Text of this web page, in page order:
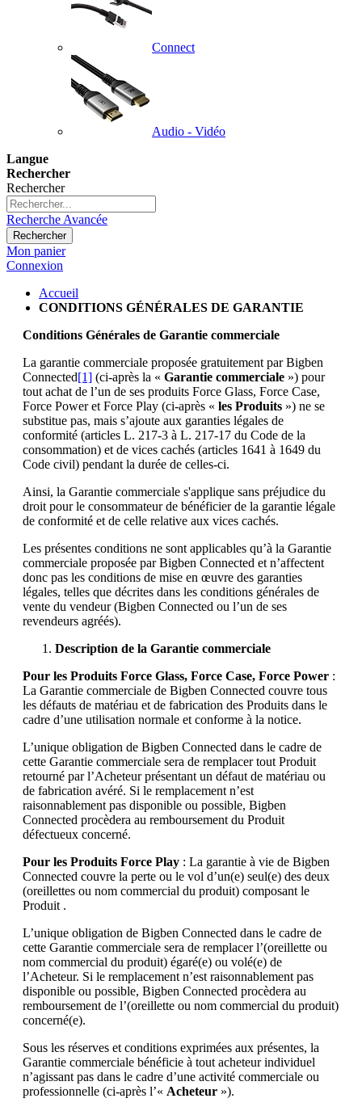
Connect
Audio - Vidéo
Langue
Rechercher
Rechercher
Recherche Avancée
Rechercher
Mon panier
Connexion
Accueil
CONDITIONS GÉNÉRALES DE GARANTIE
Conditions Générales de Garantie commerciale
La garantie commerciale proposée gratuitement par Bigben
Connected[1] (ci-après la « Garantie commerciale ») pour
tout achat de l’un de ses produits Force Glass, Force Case,
Force Power et Force Play (ci-après « les Produits ») ne se
substitue pas, mais s’ajoute aux garanties légales de
conformité (articles L. 217-3 à L. 217-17 du Code de la
consommation) et de vices cachés (articles 1641 à 1649 du
Code civil) pendant la durée de celles-ci.
Ainsi, la Garantie commerciale s'applique sans préjudice du
droit pour le consommateur de bénéficier de la garantie légale
de conformité et de celle relative aux vices cachés.
Les présentes conditions ne sont applicables qu’à la Garantie
commerciale proposée par Bigben Connected et n’affectent
donc pas les conditions de mise en œuvre des garanties
légales, telles que décrites dans les conditions générales de
vente du vendeur (Bigben Connected ou l’un de ses
revendeurs agréés).
Description de la Garantie commerciale
Pour les Produits Force Glass, Force Case, Force Power :
La Garantie commerciale de Bigben Connected couvre tous
les défauts de matériau et de fabrication des Produits dans le
cadre d’une utilisation normale et conforme à la notice.
L’unique obligation de Bigben Connected dans le cadre de
cette Garantie commerciale sera de remplacer tout Produit
retourné par l’Acheteur présentant un défaut de matériau ou
de fabrication avéré. Si le remplacement n’est
raisonnablement pas disponible ou possible, Bigben
Connected procèdera au remboursement du Produit
défectueux concerné.
Pour les Produits Force Play : La garantie à vie de Bigben
Connected couvre la perte ou le vol d’un(e) seul(e) des deux
(oreillettes ou nom commercial du produit) composant le
Produit .
L’unique obligation de Bigben Connected dans le cadre de
cette Garantie commerciale sera de remplacer l’(oreillette ou
nom commercial du produit) égaré(e) ou volé(e) de
l’Acheteur. Si le remplacement n’est raisonnablement pas
disponible ou possible, Bigben Connected procèdera au
remboursement de l’(oreillette ou nom commercial du produit)
concerné(e).
Sous les réserves et conditions exprimées aux présentes, la
Garantie commerciale bénéficie à tout acheteur individuel
n’agissant pas dans le cadre d’une activité commerciale ou
professionnelle (ci-après l’« Acheteur »).